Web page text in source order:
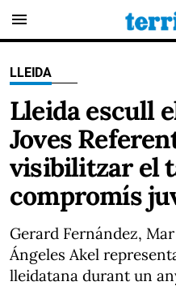
menu
LLEIDA
Lleida escull
Joves
visibilitzar el
compromís
Gerard Fernández,
Ángeles Akel
lleidatana durant un